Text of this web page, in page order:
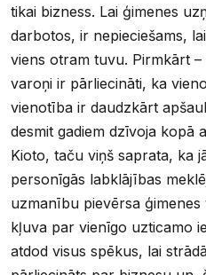
tikai bizness. Lai ģimenes
darbotos, ir nepieciešams,
viens otram tuvu. Pirmkārt
varoņi ir pārliecināti, ka
vienotība ir daudzkārt
desmit gadiem dzīvoja kopā
Kioto, taču viņš saprata, ka
personīgās labklājības
uzmanību pievērsa
kļuva par vienīgo uzticamo
atdod visus spēkus, lai